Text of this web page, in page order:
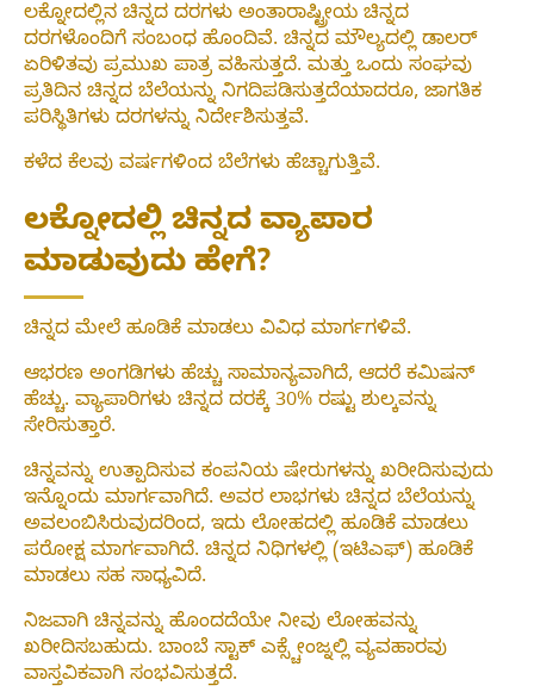
ಲಕ್ನೋದಲ್ಲಿನ ಚಿನ್ನದ ದರಗಳು ಅಂತಾರಾಷ್ಟ್ರೀಯ ಚಿನ್ನದ
ದರಗಳೊಂದಿಗೆ ಸಂಬಂಧ ಹೊಂದಿವೆ. ಚಿನ್ನದ ಮೌಲ್ಯದಲ್ಲಿ ಡಾಲರ್
ಏರಿಳಿತವು ಪ್ರಮುಖ ಪಾತ್ರ ವಹಿಸುತ್ತದೆ. ಮತ್ತು ಒಂದು ಸಂಘವು
ಪ್ರತಿದಿನ ಚಿನ್ನದ ಬೆಲೆಯನ್ನು ನಿಗದಿಪಡಿಸುತ್ತದೆಯಾದರೂ, ಜಾಗತಿಕ
ಪರಿಸ್ಥಿತಿಗಳು ದರಗಳನ್ನು ನಿರ್ದೇಶಿಸುತ್ತವೆ.
ಕಳೆದ ಕೆಲವು ವರ್ಷಗಳಿಂದ ಬೆಲೆಗಳು ಹೆಚ್ಚಾಗುತ್ತಿವೆ.
ಲಕ್ನೋದಲ್ಲಿ ಚಿನ್ನದ ವ್ಯಾಪಾರ
ಮಾಡುವುದು ಹೇಗೆ?
ಚಿನ್ನದ ಮೇಲೆ ಹೂಡಿಕೆ ಮಾಡಲು ವಿವಿಧ ಮಾರ್ಗಗಳಿವೆ.
ಆಭರಣ ಅಂಗಡಿಗಳು ಹೆಚ್ಚು ಸಾಮಾನ್ಯವಾಗಿದೆ, ಆದರೆ ಕಮಿಷನ್
ಹೆಚ್ಚು. ವ್ಯಾಪಾರಿಗಳು ಚಿನ್ನದ ದರಕ್ಕೆ 30% ರಷ್ಟು ಶುಲ್ಕವನ್ನು
ಸೇರಿಸುತ್ತಾರೆ.
ಚಿನ್ನವನ್ನು ಉತ್ಪಾದಿಸುವ ಕಂಪನಿಯ ಷೇರುಗಳನ್ನು ಖರೀದಿಸುವುದು
ಇನ್ನೊಂದು ಮಾರ್ಗವಾಗಿದೆ. ಅವರ ಲಾಭಗಳು ಚಿನ್ನದ ಬೆಲೆಯನ್ನು
ಅವಲಂಬಿಸಿರುವುದರಿಂದ, ಇದು ಲೋಹದಲ್ಲಿ ಹೂಡಿಕೆ ಮಾಡಲು
ಪರೋಕ್ಷ ಮಾರ್ಗವಾಗಿದೆ. ಚಿನ್ನದ ನಿಧಿಗಳಲ್ಲಿ (ಇಟಿಎಫ್) ಹೂಡಿಕೆ
ಮಾಡಲು ಸಹ ಸಾಧ್ಯವಿದೆ.
ನಿಜವಾಗಿ ಚಿನ್ನವನ್ನು ಹೊಂದದೆಯೇ ನೀವು ಲೋಹವನ್ನು
ಖರೀದಿಸಬಹುದು. ಬಾಂಬೆ ಸ್ಟಾಕ್ ಎಕ್ಸ್ಚೇಂಜ್ನಲ್ಲಿ ವ್ಯವಹಾರವು
ವಾಸ್ತವಿಕವಾಗಿ ಸಂಭವಿಸುತ್ತದೆ.